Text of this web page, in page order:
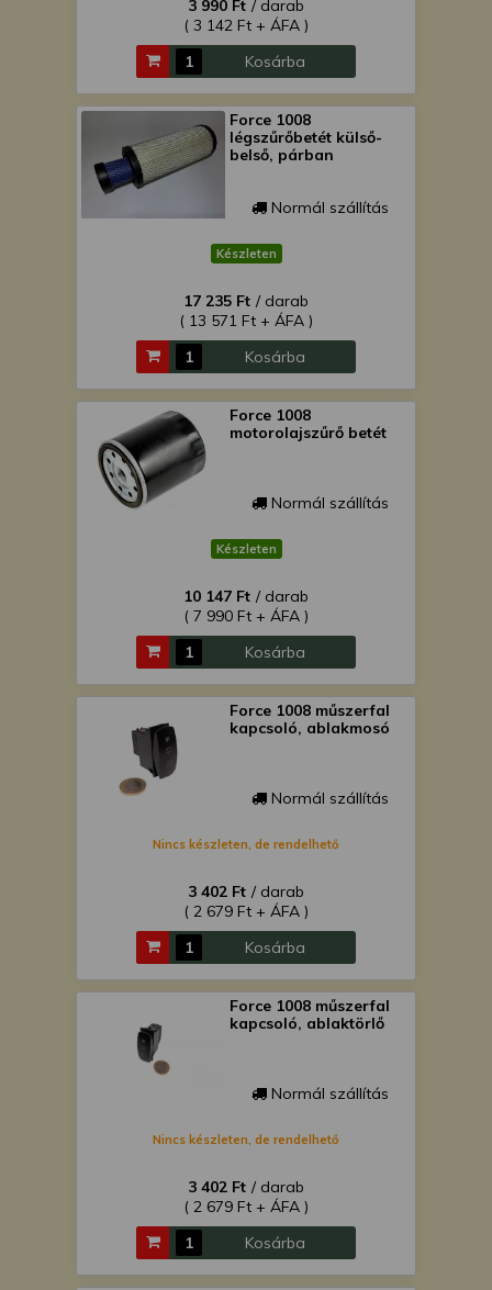
3 990 Ft / darab
( 3 142 Ft + ÁFA )
Kosárba
Force 1008
légszűrőbetét külső-
belső, párban
Normál szállítás
Készleten
17 235 Ft / darab
( 13 571 Ft + ÁFA )
Kosárba
Force 1008
motorolajszűrő betét
Normál szállítás
Készleten
10 147 Ft / darab
( 7 990 Ft + ÁFA )
Kosárba
Force 1008 műszerfal
kapcsoló, ablakmosó
Normál szállítás
Nincs készleten, de rendelhető
3 402 Ft / darab
( 2 679 Ft + ÁFA )
Kosárba
Force 1008 műszerfal
kapcsoló, ablaktörlő
Normál szállítás
Nincs készleten, de rendelhető
3 402 Ft / darab
( 2 679 Ft + ÁFA )
Kosárba